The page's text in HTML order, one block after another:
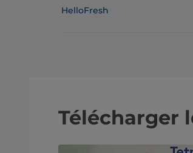
HelloFresh
Télécharger